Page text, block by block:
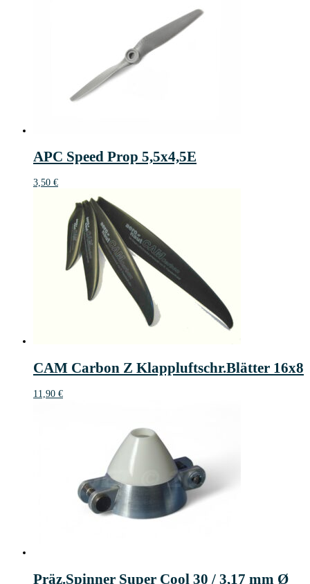
APC Speed Prop 5,5x4,5E
3,50 €
CAM Carbon Z Klappluftschr.Blätter 16x8
11,90 €
Präz.Spinner Super Cool 30 / 3,17 mm Ø